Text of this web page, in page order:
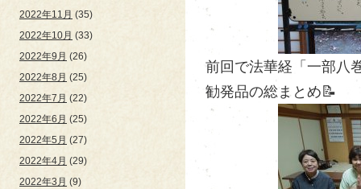
2022年11月 (35)
2022年10月 (33)
2022年9月 (26)
2022年8月 (25)
2022年7月 (22)
2022年6月 (25)
2022年5月 (27)
2022年4月 (29)
2022年3月 (9)
前回で法華経「一部八
勧発品の総まとめ📝